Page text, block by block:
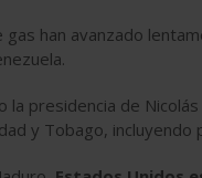
han avanzado
la presidencia de
y Tobago,